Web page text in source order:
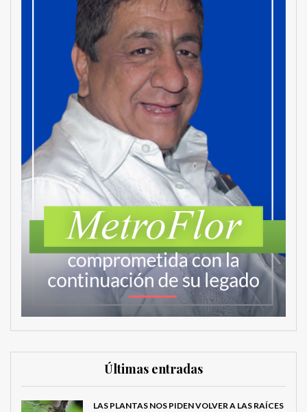
Últimas entradas
LAS PLANTAS NOS PIDEN VOLVER A LAS RAÍCES